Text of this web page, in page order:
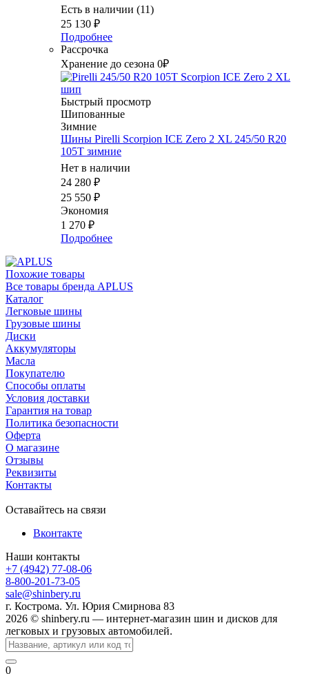
Есть в наличии (11)
25 130 ₽
Подробнее
Рассрочка
Хранение до сезона 0₽
Быстрый просмотр
Шипованные
Зимние
Шины Pirelli Scorpion ICE Zero 2 XL 245/50 R20
105T зимние
Нет в наличии
24 280 ₽
25 550 ₽
Экономия
1 270 ₽
Подробнее
Похожие товары
Все товары бренда APLUS
Каталог
Легковые шины
Грузовые шины
Диски
Аккумуляторы
Масла
Покупателю
Способы оплаты
Условия доставки
Гарантия на товар
Политика безопасности
Оферта
О магазине
Отзывы
Реквизиты
Контакты
Оставайтесь на связи
Вконтакте
Наши контакты
+7 (4942) 77-08-06
8-800-201-73-05
sale@shinbery.ru
г. Кострома. Ул. Юрия Смирнова 83
2026 © shinbery.ru — интернет-магазин шин и дисков для
легковых и грузовых автомобилей.
0